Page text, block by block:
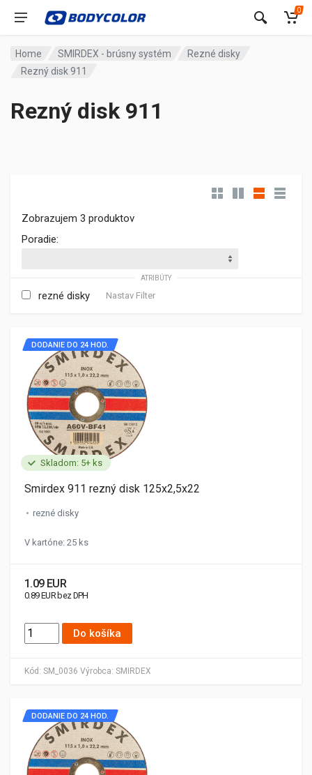
0
Home SMIRDEX - brúsny systém
Rezné disky
Rezný disk 911
Rezný disk 911
Zobrazujem 3 produktov
Poradie:
ATRIBÚTY
rezné disky Nastav Filter
Skladom: 5+ ks
Kód: SM_0036 Výrobca: SMIRDEX
DODANIE DO 24 HOD.
Smirdex 911 rezný disk 125x2,5x22
rezné disky
V kartóne: 25 ks
1.09 EUR
0.89 EUR bez DPH
Do košíka
DODANIE DO 24 HOD.